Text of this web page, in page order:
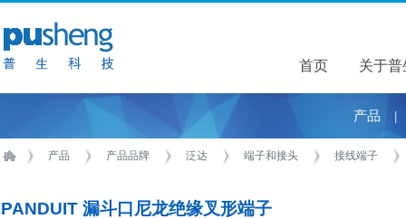
首页 关于普
关于普
产品
产品 产品品牌 泛达 端子和接头 接线端子
PANDUIT 漏斗口尼龙绝缘叉形端子